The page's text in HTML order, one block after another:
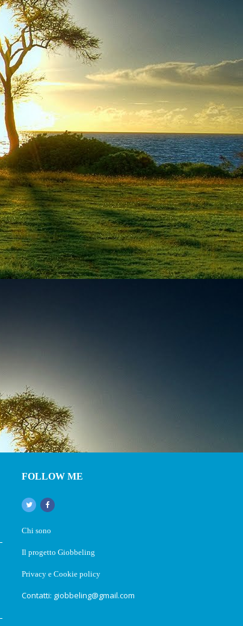
FOLLOW ME
Chi sono
Il progetto Giobbeling
Privacy e Cookie policy
Contatti: giobbeling@gmail.com